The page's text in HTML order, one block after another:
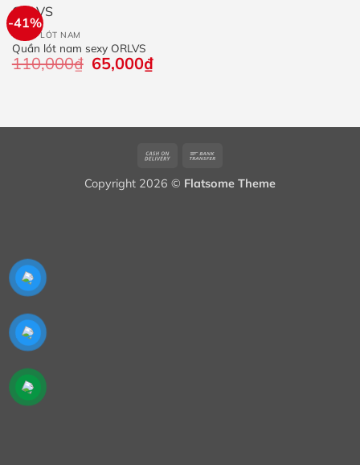
-41%
QUẦN LÓT NAM
Quần lót nam sexy ORLVS
110,000₫ Giá
gốc
65,000₫Giá
hiện
Cash
Delivery
Copyright 2026 © Flatsome Theme